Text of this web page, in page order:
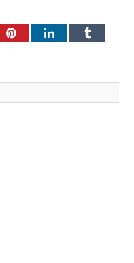
PinterestLinkedInTumblr